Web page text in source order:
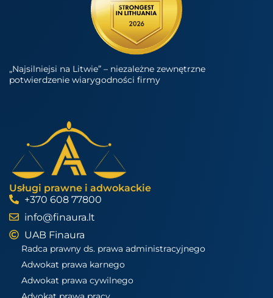
„Najsilniejsi na Litwie” – niezależne zewnętrzne
potwierdzenie wiarygodności firmy
Usługi prawne i adwokackie
+370 608 77800
info@finaura.lt
UAB Finaura
Radca prawny ds. prawa administracyjnego
Adwokat prawa karnego
Adwokat prawa cywilnego